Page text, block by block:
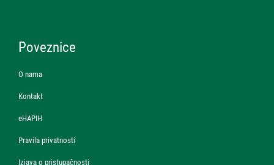
Poveznice
O nama
Kontakt
eHAPIH
Pravila privatnosti
Izjava o pristupačnosti